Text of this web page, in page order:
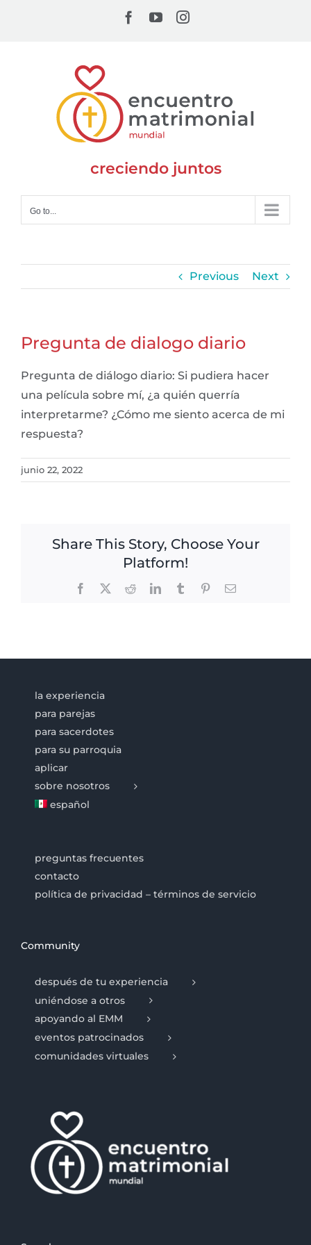
Facebook
YouTubeInstagram
creciendo juntos
Go to...
Previous Next
Pregunta de dialogo diario
Pregunta de diálogo diario: Si pudiera hacer
una película sobre mí, ¿a quién querría
interpretarme? ¿Cómo me siento acerca de mi
respuesta?
junio 22, 2022
Share This Story, Choose Your
Platform!
Facebook RedditLinkedInTumblr PinterestEmail
la experiencia
para parejas
para sacerdotes
para su parroquia
aplicar
sobre nosotros
español
preguntas frecuentes
contacto
política de privacidad – términos de servicio
Community
después de tu experiencia
uniéndose a otros
apoyando al EMM
eventos patrocinados
comunidades virtuales